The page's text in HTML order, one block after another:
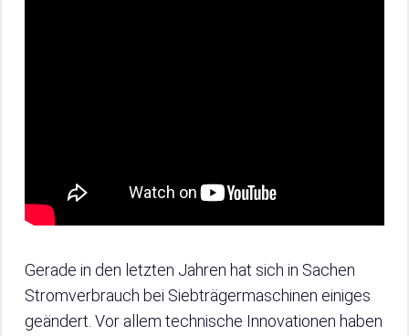
Gerade in den letzten Jahren hat sich in Sachen
Stromverbrauch bei Siebträgermaschinen einiges
geändert. Vor allem technische Innovationen haben